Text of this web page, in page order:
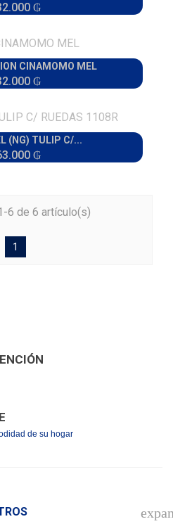
₲
CINAMOMO MEL
₲
(NG) TULIP C/...
₲
6 de 6 artículo(s)
1
de su hogar